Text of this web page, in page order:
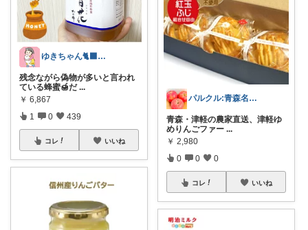
ゆきちゃん🐈‍⬛🐈🩷
残念ながら偽物が多いと言われ
ている蜂蜜🍯だ ...
￥ 6,867
1 0 439
コレ いいね
パルクル:青森名産品
青森・津軽の農家直送、津軽ゆ
めりんごファー ...
￥ 2,980
0 0 0
コレ いいね